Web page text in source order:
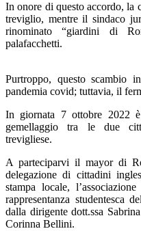
In onore di questo accordo, la
treviglio, mentre il sindaco
rinominato “giardini di
palafacchetti.
Purtroppo, questo scambio
pandemia covid; tuttavia, il
In giornata 7 ottobre 2022
gemellaggio tra le due
trevigliese.
A parteciparvi il mayor di
delegazione di cittadini
stampa locale,
rappresentanza studentesca
dalla dirigente dott.ssa
Corinna Bellini.